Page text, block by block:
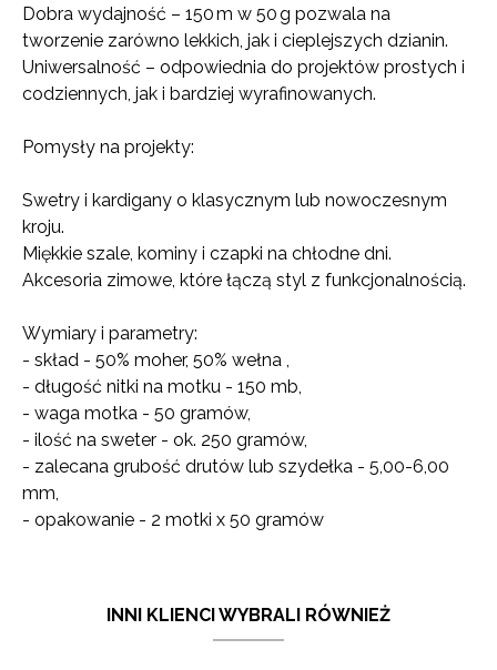
Dobra wydajność – 150 m w 50 g pozwala na
tworzenie zarówno lekkich, jak i cieplejszych dzianin.
Uniwersalność – odpowiednia do projektów prostych i
codziennych, jak i bardziej wyrafinowanych.
Pomysły na projekty:
Swetry i kardigany o klasycznym lub nowoczesnym
kroju.
Miękkie szale, kominy i czapki na chłodne dni.
Akcesoria zimowe, które łączą styl z funkcjonalnością.
Wymiary i parametry:
- skład - 50% moher, 50% wełna ,
- długość nitki na motku - 150 mb,
- waga motka - 50 gramów,
- ilość na sweter - ok. 250 gramów,
- zalecana grubość drutów lub szydełka - 5,00-6,00
mm,
- opakowanie - 2 motki x 50 gramów
INNI KLIENCI WYBRALI RÓWNIEŻ